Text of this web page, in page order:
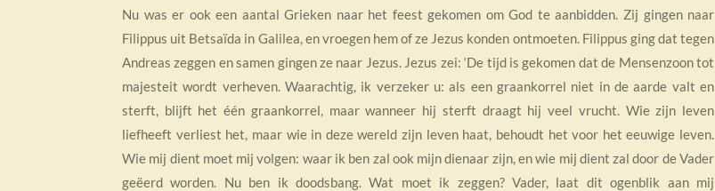
Nu was er ook een aantal Grieken naar het feest gekomen om God te aanbidden. Zij gingen naar
Filippus uit Betsaïda in Galilea, en vroegen hem of ze Jezus konden ontmoeten. Filippus ging dat tegen
Andreas zeggen en samen gingen ze naar Jezus. Jezus zei: ‘De tijd is gekomen dat de Mensenzoon tot
majesteit wordt verheven. Waarachtig, ik verzeker u: als een graankorrel niet in de aarde valt en
sterft, blijft het één graankorrel, maar wanneer hij sterft draagt hij veel vrucht. Wie zijn leven
liefheeft verliest het, maar wie in deze wereld zijn leven haat, behoudt het voor het eeuwige leven.
Wie mij dient moet mij volgen: waar ik ben zal ook mijn dienaar zijn, en wie mij dient zal door de Vader
geëerd worden. Nu ben ik doodsbang. Wat moet ik zeggen? Vader, laat dit ogenblik aan mij